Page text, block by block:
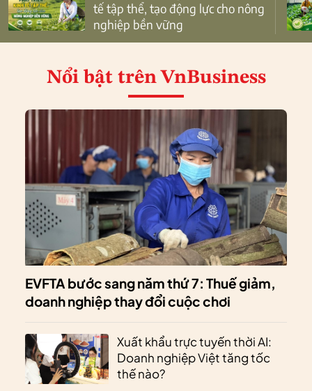
tế tập thể, tạo động lực cho nông
nghiệp bền vững
Nổi bật trên VnBusiness
EVFTA bước sang năm thứ 7: Thuế giảm,
doanh nghiệp thay đổi cuộc chơi
Xuất khẩu trực tuyến thời AI:
Doanh nghiệp Việt tăng tốc
thế nào?